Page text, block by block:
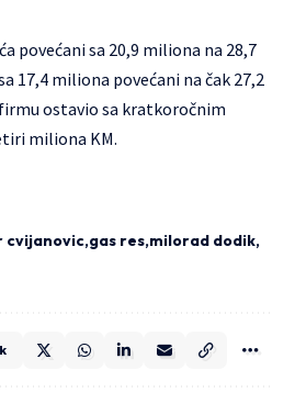
povećani sa 20,9 miliona na 28,7
17,4 miliona povećani na čak 27,2
ostavio sa kratkoročnim
miliona KM.
cvijanovic gas res milorad dodik